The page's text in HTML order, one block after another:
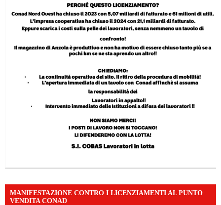
MANIFESTAZIONE CONTRO I LICENZIAMENTI AL PUNTO
VENDITA CONAD